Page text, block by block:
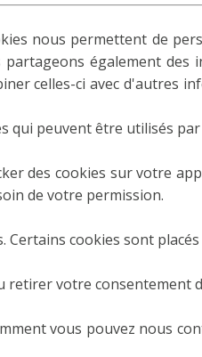
nous permettent de
également
celles-ci avec d'autres
qui peuvent être utilisés
des cookies sur votre
de votre permission.
Certains cookies sont
votre consentement
vous pouvez nous